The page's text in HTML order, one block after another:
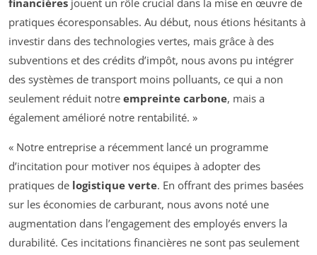
pratiques écoresponsables. Au début, nous étions hésitants à
investir dans des technologies vertes, mais grâce à des
subventions et des crédits d’impôt, nous avons pu intégrer
des systèmes de transport moins polluants, ce qui a non
seulement réduit notre empreinte carbone, mais a
également amélioré notre rentabilité. »
« Notre entreprise a récemment lancé un programme
d’incitation pour motiver nos équipes à adopter des
pratiques de logistique verte. En offrant des primes basées
sur les économies de carburant, nous avons noté une
augmentation dans l’engagement des employés envers la
durabilité. Ces incitations financières ne sont pas seulement